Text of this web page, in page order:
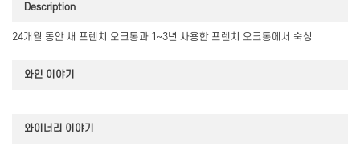
Description
24개월 동안 새 프렌치 오크통과 1~3년 사용한 프렌치 오크통에서 숙성
와인 이야기
와이너리 이야기